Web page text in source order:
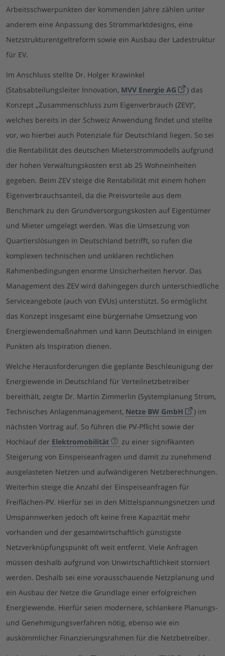
Arbeitsschwerpunkten der kommenden Jahre zählen unter
anderem eine Anpassung des Strommarktdesigns, eine
Netzstrukturentgeltreform sowie ein Ausbau der Ladestruktur
für EV.
Im Anschluss stellte Dr. Holger Krawinkel
(Stabsabteilungsleiter Innovation, MVV Energie AG
) das
Konzept „Zusammenschluss zum Eigenverbrauch (ZEV)“,
welches bereits in der Schweiz Anwendung findet und stellte
vor, wo hierbei auch Potenziale für Deutschland liegen. So sei
die Rentabilität des deutschen Mieterstrommodells aufgrund
der hohen Verwaltungskosten erst ab 25 Wohneinheiten
gegeben. Beim ZEV steige die Rentabilität mit einem hohen
Eigenverbrauchsanteil, da die Preisvorteile aus dem
Benchmark zu den Grundversorgungskosten auf Eigentümer
und Mieter umgelegt werden. Was die Umsetzung von
Quartierslösungen in Deutschland betrifft, so rufen die
komplexen technischen und unklaren rechtlichen
Rahmenbedingungen enorme Unsicherheiten hervor. Das
Management des ZEV wird dahingegen durch unterschiedliche
Serviceangebote (auch von EVUs) unterstützt. So ermöglicht
das Konzept insgesamt eine bürgernahe Umsetzung von
Energiewendemaßnahmen und kann Deutschland in einigen
Punkten als Inspiration dienen.
Welche Herausforderungen die geplante Beschleunigung der
Energiewende in Deutschland für Verteilnetzbetreiber
bereithält, zeigte Dr. Martin Zimmerlin (Systemplanung Strom,
Technisches Anlagenmanagement, Netze BW GmbH
) im
nächsten Vortrag auf. So führen die PV-Pflicht sowie der
Hochlauf der Elektromobilität
zu einer signifikanten
Steigerung von Einspeiseanfragen und damit zu zunehmend
ausgelasteten Netzen und aufwändigeren Netzberechnungen.
Weiterhin steige die Anzahl der Einspeiseanfragen für
Freiflächen-PV. Hierfür sei in den Mittelspannungsnetzen und
Umspannwerken jedoch oft keine freie Kapazität mehr
vorhanden und der gesamtwirtschaftlich günstigste
Netzverknüpfungspunkt oft weit entfernt. Viele Anfragen
müssen deshalb aufgrund von Unwirtschaftlichkeit storniert
werden. Deshalb sei eine vorausschauende Netzplanung und
ein Ausbau der Netze die Grundlage einer erfolgreichen
Energiewende. Hierfür seien modernere, schlankere Planungs-
und Genehmigungsverfahren nötig, ebenso wie ein
auskömmlicher Finanzierungsrahmen für die Netzbetreiber.